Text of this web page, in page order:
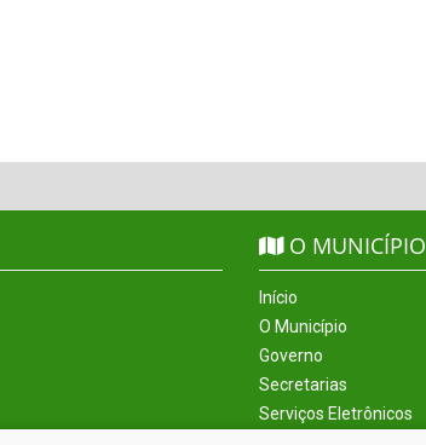
O MUNICÍPIO
Início
O Município
Governo
Secretarias
Serviços Eletrônicos